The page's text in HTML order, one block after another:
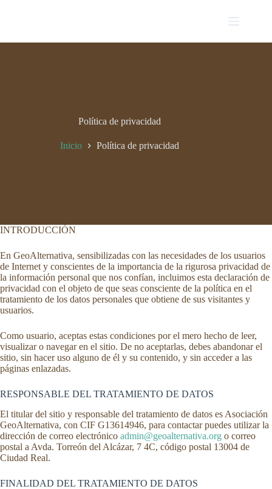
Política de privacidad
Inicio Política de privacidad
INTRODUCCIÓN
En GeoAlternativa, sensibilizadas con las necesidades de los usuarios
de Internet y conscientes de la importancia de la rigurosa privacidad de
la información personal que nos confían, incluimos esta declaración de
privacidad con el objeto de que seas consciente de la política en el
tratamiento de los datos personales que obtiene de sus visitantes y
usuarios.
Como usuario, aceptas estas condiciones por el mero hecho de leer,
visualizar o navegar en el sitio. De no aceptarlas, debes abandonar el
sitio, sin hacer uso alguno de él y su contenido, y sin acceder a las
páginas enlazadas.
RESPONSABLE DEL TRATAMIENTO DE DATOS
El titular del sitio y responsable del tratamiento de datos es Asociación
GeoAlternativa, con CIF G13614946, para contactar puedes utilizar la
dirección de correo electrónico admin@geoalternativa.org o correo
postal a Avda. Torreón del Alcázar, 7 4C, código postal 13004 de
Ciudad Real.
FINALIDAD DEL TRATAMIENTO DE DATOS